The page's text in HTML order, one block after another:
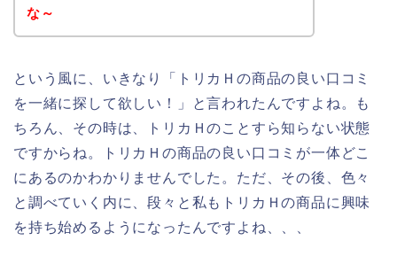
な～
という風に、いきなり「トリカＨの商品の良い口コミ
を一緒に探して欲しい！」と言われたんですよね。も
ちろん、その時は、トリカＨのことすら知らない状態
ですからね。トリカＨの商品の良い口コミが一体どこ
にあるのかわかりませんでした。ただ、その後、色々
と調べていく内に、段々と私もトリカＨの商品に興味
を持ち始めるようになったんですよね、、、